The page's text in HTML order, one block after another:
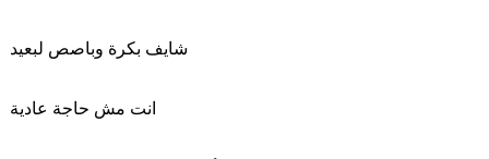
شايف بكرة وباصص لبعيد
انت مش حاجة عادية